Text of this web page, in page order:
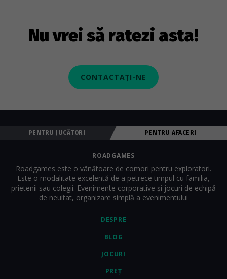
Nu vrei să ratezi asta!
CONTACTAȚI-NE
PENTRU JUCĂTORI PENTRU AFACERI
DESPRE
BLOG
JOCURI
PREȚ
ROADGAMES
Roadgames este o vânătoare de comori pentru exploratori.
Este o modalitate excelentă de a petrece timpul cu familia,
prietenii sau colegii. Evenimente corporative și jocuri de echipă
de neuitat, organizare simplă a evenimentului